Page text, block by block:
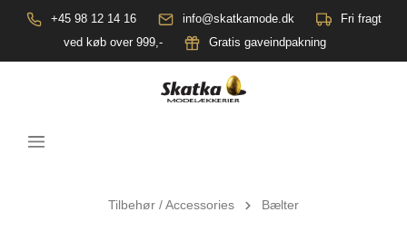
+45 98 12 14 16 info@skatkamode.dk
Fri fragt
ved køb over 999,-
Gratis gaveindpakning
Tilbehør / Accessories Bælter